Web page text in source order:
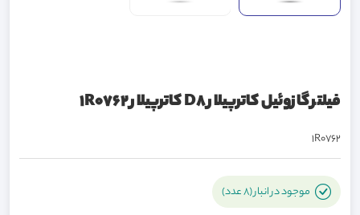
فیلتر گازوئیل کاترپیلار D8 کاترپیلار 1R0762
1R0762
موجود در انبار (8 عدد)